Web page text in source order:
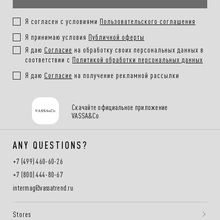
Я согласен с условиями Пользовательского соглашения
Я принимаю условия Публичной оферты
Я даю Согласие на обработку своих персональных данных в
соответствии с Политикой обработки персональных данных
Я даю Согласие на получение рекламной рассылки
Скачайте официальное приложение
VASSA&Co
ANY QUESTIONS?
+7 (499) 460-60-26
+7 (800) 444-80-67
intermag@vassatrend.ru
Stores